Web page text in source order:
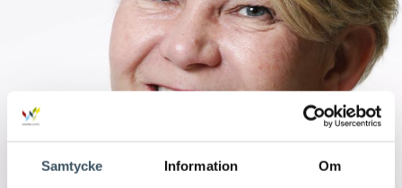
Samtycke Information Om